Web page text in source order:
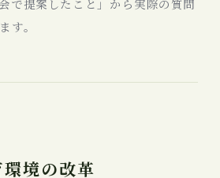
で提案したこと」から実際の質問
す。
境の改革